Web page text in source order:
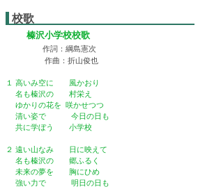
校歌
榛沢小学校校歌
作詞：綱島憲次
作曲：折山俊也
１ 高いみ空に 風かおり
名も榛沢の 村栄え
ゆかりの花を 咲かせつつ
清い姿で 今日の日も
共に学ぼう 小学校
２ 遠い山なみ 日に映えて
名も榛沢の 郷ふるく
未来の夢を 胸にひめ
強い力で 明日の日も